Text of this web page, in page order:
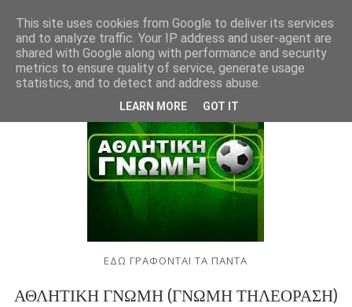
ΕΔΩ ΓΡΑΦΟΝΤΑΙ ΤΑ ΠΑΝΤΑ
ΑΘΛΗΤΙΚΗ ΓΝΩΜΗ (ΓΝΩΜΗ ΤΗΛΕΟΡΑΣΗ)
This site uses cookies from Google to deliver its services
and to analyze traffic. Your IP address and user-agent are
shared with Google along with performance and security
metrics to ensure quality of service, generate usage
statistics, and to detect and address abuse.
LEARN MORE GOT IT